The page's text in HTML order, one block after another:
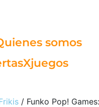
somos
/ Funko Pop!